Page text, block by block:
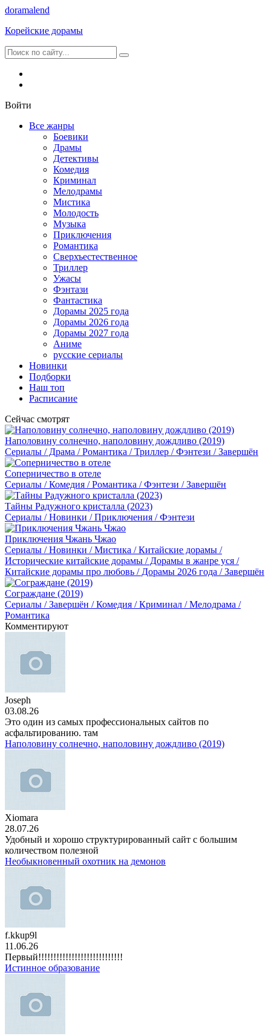
doramalend
Корейские дорамы
Войти
Все жанры
Боевики
Драмы
Детективы
Комедия
Криминал
Мелодрамы
Мистика
Молодость
Музыка
Приключения
Романтика
Сверхъестественное
Триллер
Ужасы
Фэнтази
Фантастика
Дорамы 2025 года
Дорамы 2026 года
Дорамы 2027 года
Аниме
русские сериалы
Новинки
Подборки
Наш топ
Расписание
Сейчас смотрят
Наполовину солнечно, наполовину дождливо (2019)
Сериалы / Драма / Романтика / Триллер / Фэнтези / Завершён
Соперничество в отеле
Сериалы / Комедия / Романтика / Фэнтези / Завершён
Тайны Радужного кристалла (2023)
Сериалы / Новинки / Приключения / Фэнтези
Приключения Чжань Чжао
Сериалы / Новинки / Мистика / Китайские дорамы /
Исторические китайские дорамы / Дорамы в жанре уся /
Китайские дорамы про любовь / Дорамы 2026 года / Завершён
Сограждане (2019)
Сериалы / Завершён / Комедия / Криминал / Мелодрама /
Романтика
Комментируют
Joseph
03.08.26
Это один из самых профессиональных сайтов по
асфальтированию. там
Наполовину солнечно, наполовину дождливо (2019)
Xiomara
28.07.26
Удобный и хорошо структурированный сайт с большим
количеством полезной
Необыкновенный охотник на демонов
f.kkup9l
11.06.26
Первый!!!!!!!!!!!!!!!!!!!!!!!!!!!!
Истинное образование